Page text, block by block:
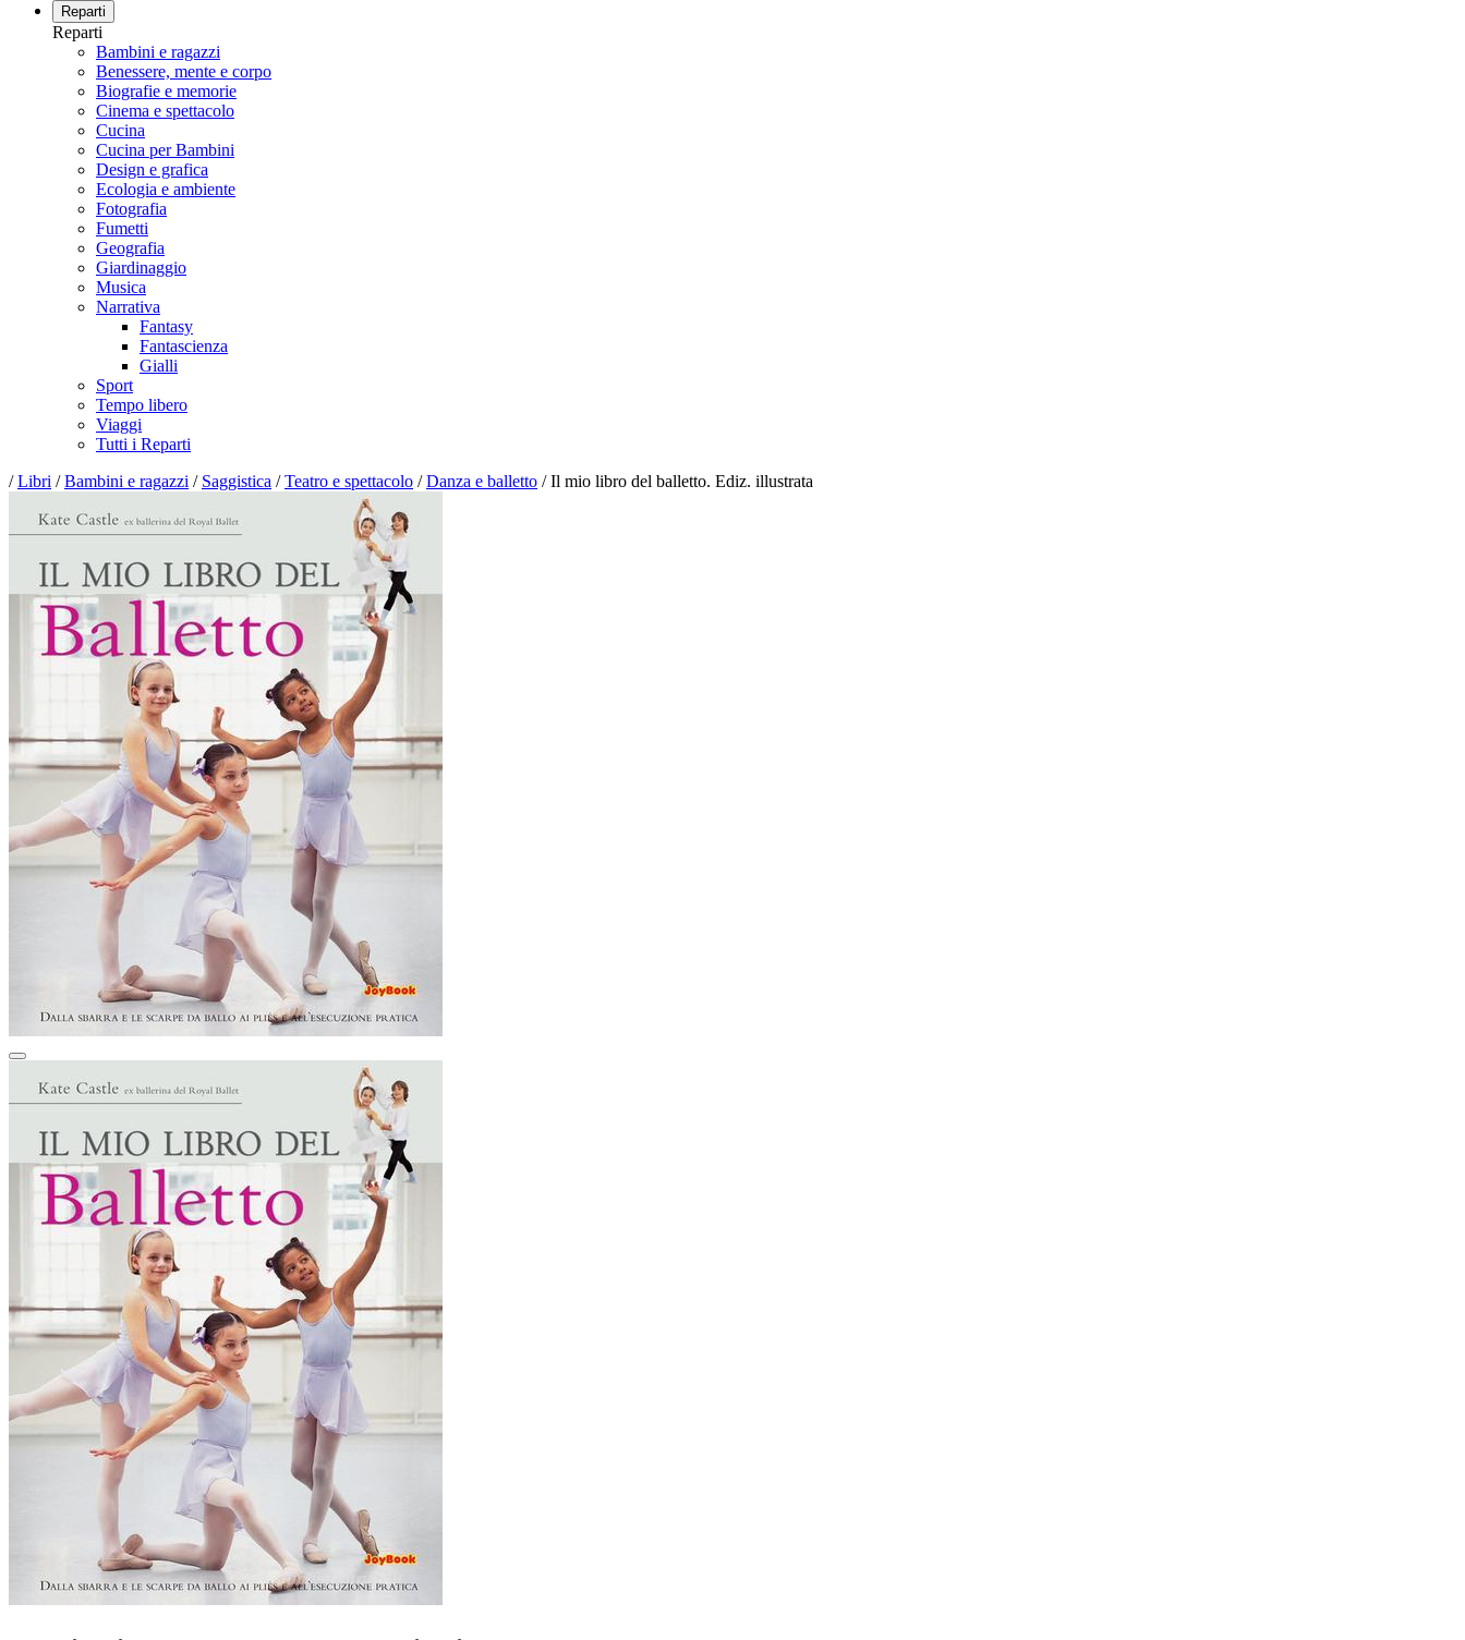
Reparti
Reparti
Bambini e ragazzi
Benessere, mente e corpo
Biografie e memorie
Cinema e spettacolo
Cucina
Cucina per Bambini
Design e grafica
Ecologia e ambiente
Fotografia
Fumetti
Geografia
Giardinaggio
Musica
Narrativa
Fantasy
Fantascienza
Gialli
Sport
Tempo libero
Viaggi
Tutti i Reparti
/ Libri / Bambini e ragazzi / Saggistica / Teatro e spettacolo / Danza e balletto / Il mio libro del balletto. Ediz. illustrata